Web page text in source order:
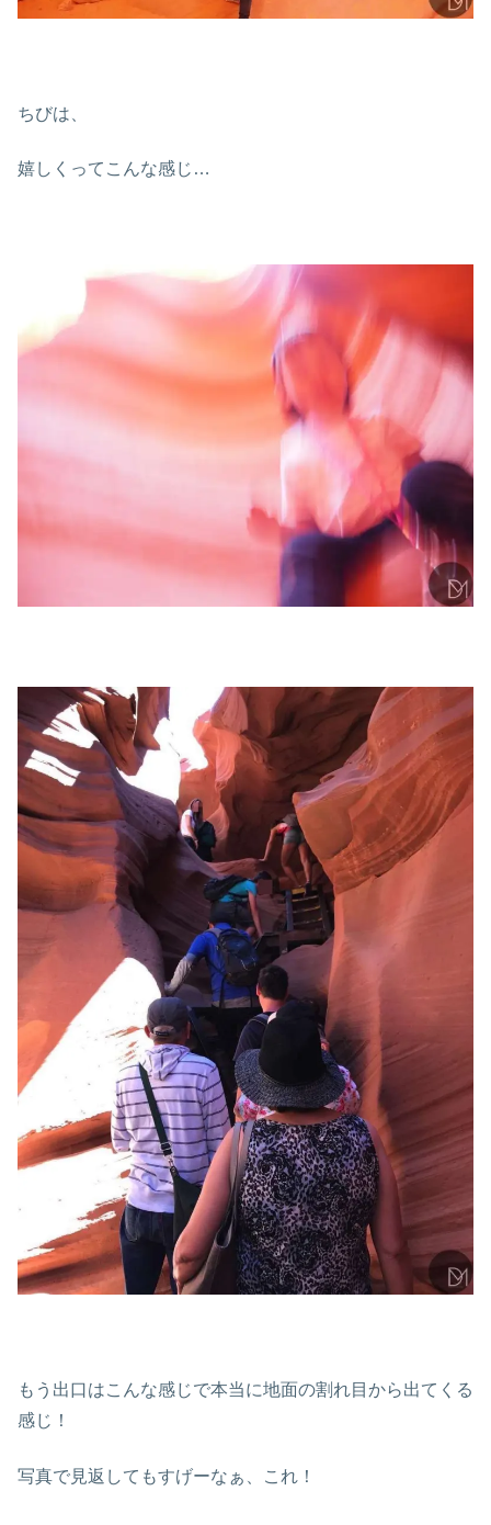
ちびは、
嬉しくってこんな感じ…
もう出口はこんな感じで本当に地面の割れ目から出てくる
感じ！
写真で見返してもすげーなぁ、これ！